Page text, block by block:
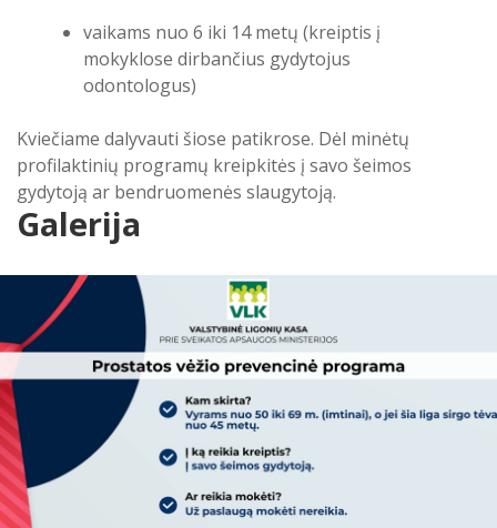
vaikams nuo 6 iki 14 metų (kreiptis į
mokyklose dirbančius gydytojus
odontologus)
Kviečiame dalyvauti šiose patikrose. Dėl minėtų
profilaktinių programų kreipkitės į savo šeimos
gydytoją ar bendruomenės slaugytoją.
Galerija